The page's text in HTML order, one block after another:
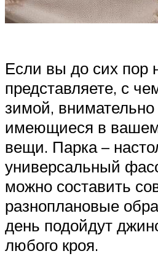
Если вы до сих пор
представляете, с
зимой, внимательно
имеющиеся в вашем
вещи. Парка –
универсальный
можно составить
разноплановые
день подойдут
любого кроя.